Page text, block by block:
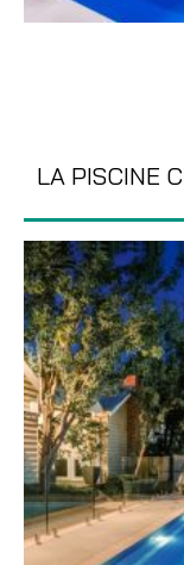
LA PISCINE